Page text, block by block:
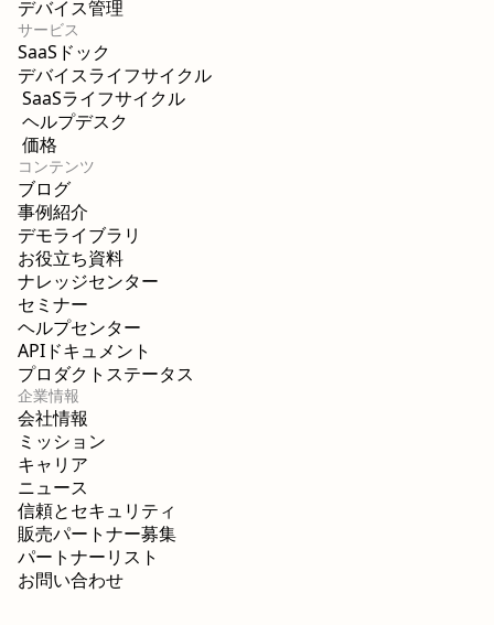
デバイス管理
サービス
SaaSドック
デバイスライフサイクル
SaaSライフサイクル
ヘルプデスク
価格
コンテンツ
ブログ
事例紹介
デモライブラリ
お役立ち資料
ナレッジセンター
セミナー
ヘルプセンター
APIドキュメント
プロダクトステータス
企業情報
会社情報
ミッション
キャリア
ニュース
信頼とセキュリティ
販売パートナー募集
パートナーリスト
お問い合わせ